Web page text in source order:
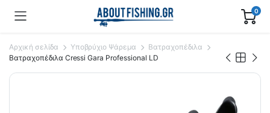
0
Αρχική σελίδα Yποβρύχιο Ψάρεμα
Βατραχοπέδιλα
Βατραχοπέδιλα Cressi Gara Professional LD